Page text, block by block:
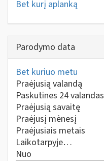
Bet kurį aplanką
Parodymo data
Bet kuriuo metu
Praėjusią valandą
Paskutines 24 valandas
Praėjusią savaitę
Praėjusį mėnesį
Praėjusiais metais
Laikotarpyje…
Nuo